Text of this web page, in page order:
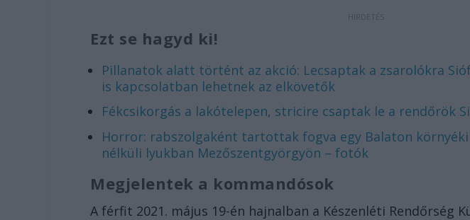
Ezt se hagyd ki!
Pillanatok alatt történt az akció: Lecsaptak a zsarolókra
is kapcsolatban lehetnek az elkövetők
Fékcsikorgás a lakótelepen, stricire csaptak le a rendőrök
Horror: rabszolgaként tartottak fogva egy Balaton
nélküli lyukban Mezőszentgyörgyön – fotók
Megjelentek a kommandósok
A férfit 2021. május 19-én hajnalban a Készenléti Rendőrség